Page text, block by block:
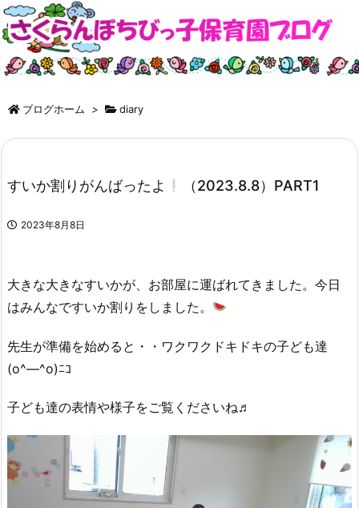
ブログホーム > diary
すいか割りがんばったよ （2023.8.8）PART1
2023年8月8日
大きな大きなすいかが、お部屋に運ばれてきました。今日
はみんなですいか割りをしました。
先生が準備を始めると・・ワクワクドキドキの子ども達
(o^―^o)ﾆｺ
子ども達の表情や様子をご覧くださいね♬